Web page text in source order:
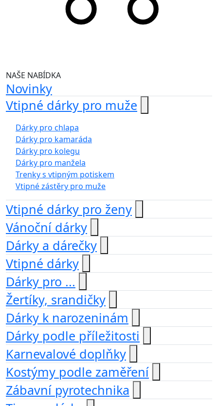
NAŠE NABÍDKA
Novinky
Vtipné dárky pro muže
Dárky pro chlapa
Dárky pro kamaráda
Dárky pro kolegu
Dárky pro manžela
Trenky s vtipným potiskem
Vtipné zástěry pro muže
Vtipné dárky pro ženy
Vánoční dárky
Dárky a dárečky
Vtipné dárky
Dárky pro ...
Žertíky, srandičky
Dárky k narozeninám
Dárky podle příležitosti
Karnevalové doplňky
Kostýmy podle zaměření
Zábavní pyrotechnika